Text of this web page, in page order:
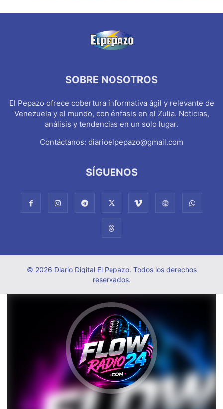
SOBRE NOSOTROS
El Pepazo ofrece cobertura informativa ágil y relevante de
Venezuela y el mundo, con énfasis en el Zulia. Noticias,
análisis y tendencias en un solo lugar.
Contáctanos: diarioelpepazo@gmail.com
SÍGUENOS
© 2026 Diario Digital El Pepazo. Todos los derechos
reservados.